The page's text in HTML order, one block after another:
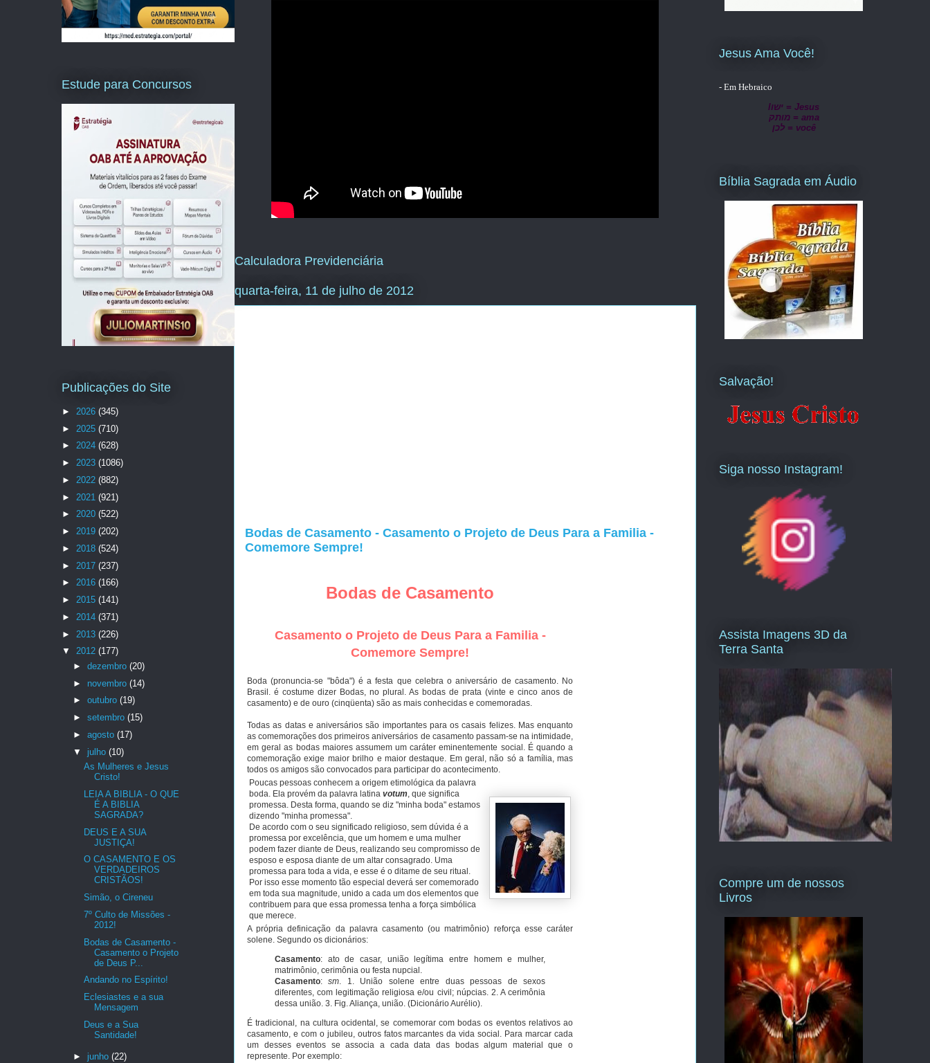
Calculadora Previdenciária
quarta-feira, 11 de julho de 2012
Bodas de Casamento - Casamento o Projeto de Deus Para a Familia -
Comemore Sempre!
Bodas de Casamento
Casamento o Projeto de Deus Para a Familia -
Comemore Sempre!
Boda (pronuncia-se "bôda") é a festa que celebra o aniversário de casamento. No
Brasil. é costume dizer Bodas, no plural. As bodas de prata (vinte e cinco anos de
casamento) e de ouro (cinqüenta) são as mais conhecidas e comemoradas.
Todas as datas e aniversários são importantes para os casais felizes. Mas enquanto
as comemorações dos primeiros aniversários de casamento passam-se na intimidade,
em geral as bodas maiores assumem um caráter eminentemente social. É quando a
comemoração exige maior brilho e maior destaque. Em geral, não só a família, mas
todos os amigos são convocados para participar do acontecimento.
Poucas pessoas conhecem a origem etimológica da palavra
boda. Ela provém da palavra latina votum, que significa
promessa. Desta forma, quando se diz "minha boda" estamos
dizendo "minha promessa".
De acordo com o seu significado religioso, sem dúvida é a
promessa por excelência, que um homem e uma mulher
podem fazer diante de Deus, realizando seu compromisso de
esposo e esposa diante de um altar consagrado. Uma
promessa para toda a vida, e esse é o ditame de seu ritual.
Por isso esse momento tão especial deverá ser comemorado
em toda sua magnitude, unido a cada um dos elementos que
contribuem para que essa promessa tenha a força simbólica
que merece.
A própria definicação da palavra casamento (ou matrimônio) reforça esse caráter
solene. Segundo os dicionários:
Casamento: ato de casar, união legítima entre homem e mulher,
matrimônio, cerimônia ou festa nupcial.
Casamento:sm. 1. União solene entre duas pessoas de sexos
diferentes, com legitimação religiosa e/ou civil; núpcias. 2. A cerimônia
dessa união. 3. Fig. Aliança, união. (Dicionário Aurélio).
É tradicional, na cultura ocidental, se comemorar com bodas os eventos relativos ao
casamento, e com o jubileu, outros fatos marcantes da vida social. Para marcar cada
um desses eventos se associa a cada data das bodas algum material que o
represente. Por exemplo:
Estude para Concursos
Publicações do Site
► 2026 (345)
► 2025 (710)
► 2024 (628)
► 2023 (1086)
► 2022 (882)
► 2021 (921)
► 2020 (522)
► 2019 (202)
► 2018 (524)
► 2017 (237)
► 2016 (166)
► 2015 (141)
► 2014 (371)
► 2013 (226)
▼ 2012 (177)
► dezembro (20)
► novembro (14)
► outubro (19)
► setembro (15)
► agosto (17)
▼ julho (10)
As Mulheres e Jesus
Cristo!
LEIA A BIBLIA - O QUE
É A BIBLIA
SAGRADA?
DEUS E A SUA
JUSTIÇA!
O CASAMENTO E OS
VERDADEIROS
CRISTÃOS!
Simão, o Cireneu
7º Culto de Missões -
2012!
Bodas de Casamento -
Casamento o Projeto
de Deus P...
Andando no Espírito!
Eclesiastes e a sua
Mensagem
Deus e a Sua
Santidade!
► junho (22)
Jesus Ama Você!
- Em Hebraico
lישו = Jesus
מותק = ama
לכן = você
Bíblia Sagrada em Áudio
Salvação!
Siga nosso Instagram!
Assista Imagens 3D da
Terra Santa
Compre um de nossos
Livros